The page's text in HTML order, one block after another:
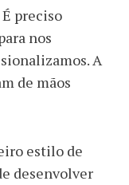
preciso
nos
A
de mãos
estilo de
desenvolver